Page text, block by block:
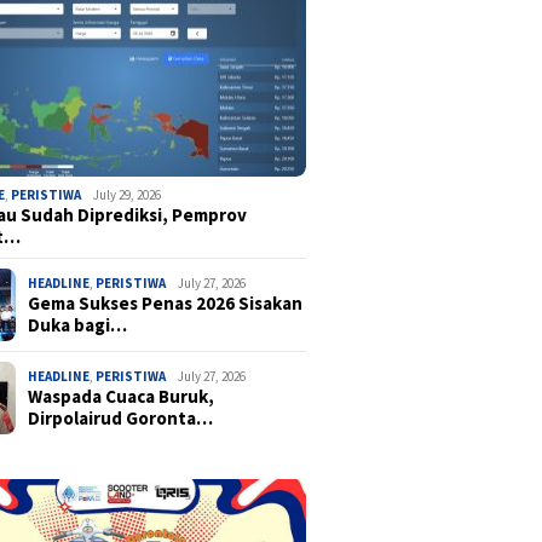
, PERISTIWA July 29, 2026
Sudah Diprediksi, Pemprov
HEADLINE, PERISTIWA July 27, 2026
Gema Sukses Penas 2026 Sisakan
Duka bagi…
HEADLINE, PERISTIWA July 27, 2026
Waspada Cuaca Buruk,
Dirpolairud Goronta…